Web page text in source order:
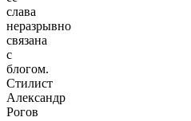
слава
неразрывно
связана
с
блогом.
Стилист
Александр
Рогов